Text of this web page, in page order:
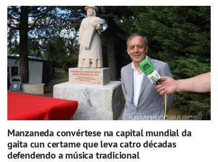
Manzaneda convértese na capital mundial da
gaita cun certame que leva catro décadas
defendendo a música tradicional